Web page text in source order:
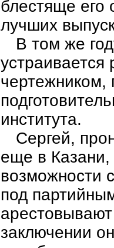
блестяще его
лучших
В том же
устраивается
чертежником,
института.
Сергей,
еще в Казани,
возможности
под
заключении